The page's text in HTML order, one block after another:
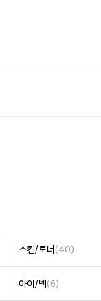
스킨/토너(40)
아이/넥(6)